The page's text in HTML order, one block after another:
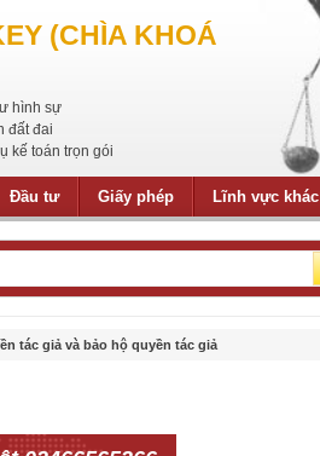
(CHÌA KHOÁ
hình sự
đất đai
kế toán trọn gói
Đầu tư Giấy phép Lĩnh vực khác
tác giả và bảo hộ quyền tác giả